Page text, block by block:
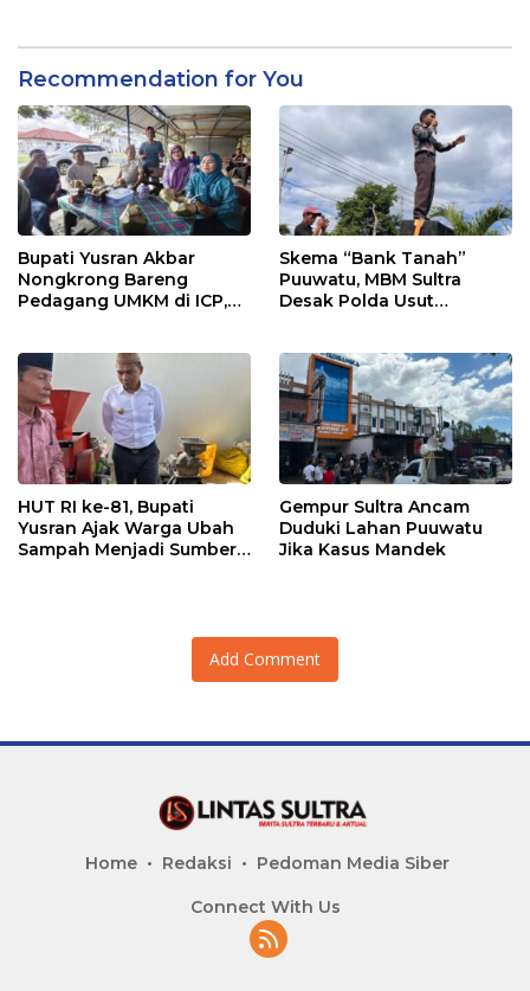
Recommendation for You
Bupati Yusran Akbar
Nongkrong Bareng
Pedagang UMKM di ICP,
Kerakyatan
Skema “Bank Tanah”
Puuwatu, MBM Sultra
Desak Polda Usut
HUT RI ke-81, Bupati
Yusran Ajak Warga Ubah
Sampah Menjadi Sumber
Gempur Sultra Ancam
Duduki Lahan Puuwatu
Jika Kasus Mandek
Add Comment
Home Redaksi Pedoman Media Siber
Connect With Us